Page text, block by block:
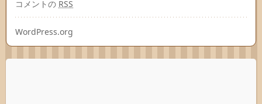
コメントの RSS
WordPress.org